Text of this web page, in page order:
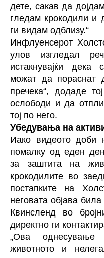
дете, сакав да
гледам крокодили
ги видам одблизу.“
Инфлуенсерот
улов изгледал
истакнувајќи дека
можат да пораснат
пречека“, додаде
ослободи и да
тој по него.
Убедувања на
Иако видеото доби
помалку од еден
за заштита на
крокодилите во
постапките на
неговата објава
Квинсленд во
директно ги
„Ова однесување
животното и